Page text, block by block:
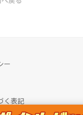
ー
く表記